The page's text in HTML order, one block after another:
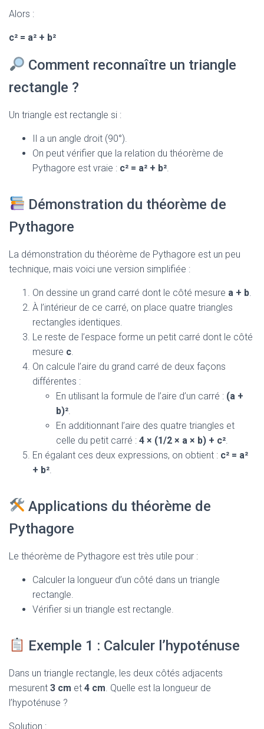
Alors :
c² = a² + b²
Comment reconnaître un triangle
rectangle ?
Un triangle est rectangle si :
Il a un angle droit (90°).
On peut vérifier que la relation du théorème de
Pythagore est vraie : c² = a² + b².
Démonstration du théorème de
Pythagore
La démonstration du théorème de Pythagore est un peu
technique, mais voici une version simplifiée :
On dessine un grand carré dont le côté mesure a + b.
À l’intérieur de ce carré, on place quatre triangles
rectangles identiques.
Le reste de l’espace forme un petit carré dont le côté
mesure c.
On calcule l’aire du grand carré de deux façons
différentes :
En utilisant la formule de l’aire d’un carré : (a +
b)².
En additionnant l’aire des quatre triangles et
celle du petit carré : 4 × (1/2 × a × b) + c².
En égalant ces deux expressions, on obtient : c² = a²
+ b².
Applications du théorème de
Pythagore
Le théorème de Pythagore est très utile pour :
Calculer la longueur d’un côté dans un triangle
rectangle.
Vérifier si un triangle est rectangle.
Exemple 1 : Calculer l’hypoténuse
Dans un triangle rectangle, les deux côtés adjacents
mesurent 3 cm et 4 cm. Quelle est la longueur de
l’hypoténuse ?
Solution :